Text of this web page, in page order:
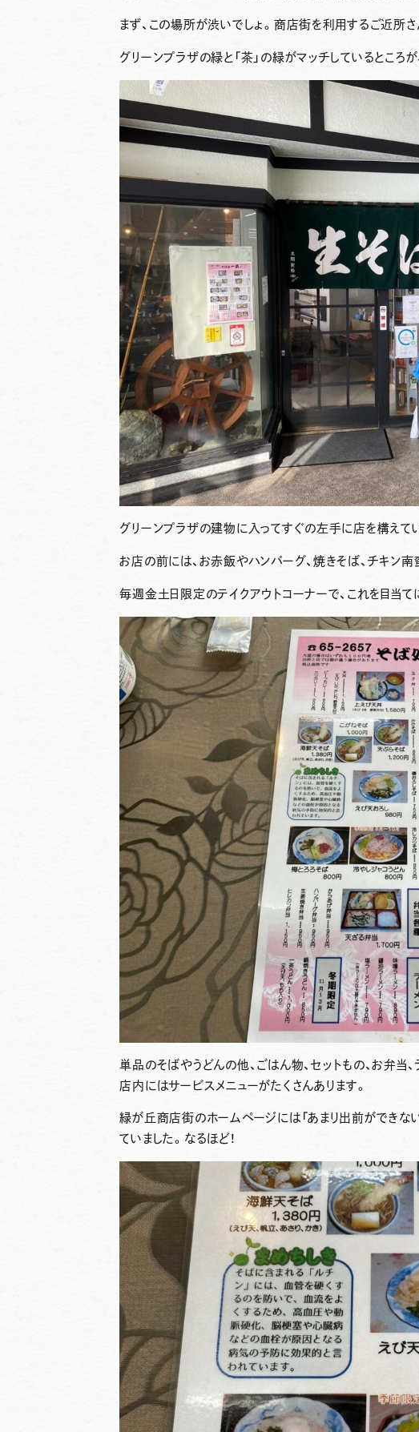
まず、この場所が渋いでしょ。商店街を利用するご近所
グリーンプラザの緑と「茶」の緑がマッチしているところが
グリーンプラザの建物に入ってすぐの左手に店を構えて
お店の前には、お赤飯やハンバーグ、焼きそば、チキン
毎週金土日限定のテイクアウトコーナーで、これを目当て
単品のそばやうどんの他、ごはん物、セットもの、お弁当
店内にはサービスメニューがたくさんあります。
緑が丘商店街のホームページには「あまり出前ができな
ていました。なるほど！